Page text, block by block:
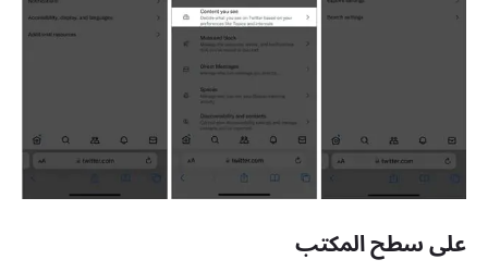
على سطح المكتب